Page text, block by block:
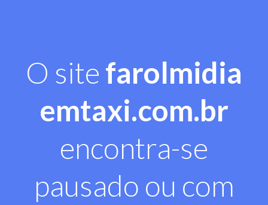
O site farolmidia
emtaxi.com.br
encontra-se
pausado ou com